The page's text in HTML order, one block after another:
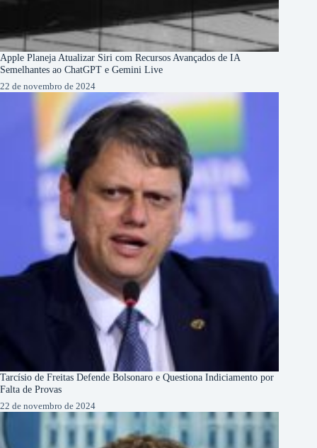
Apple Planeja Atualizar Siri com Recursos Avançados de IA
Semelhantes ao ChatGPT e Gemini Live
22 de novembro de 2024
Tarcísio de Freitas Defende Bolsonaro e Questiona Indiciamento por
Falta de Provas
22 de novembro de 2024